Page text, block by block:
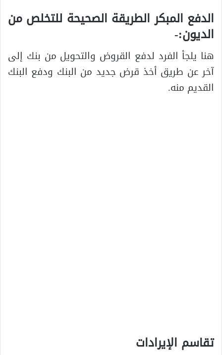
الدفع المبكر الطريقة الصحيحة للتخلص من
الديون:-
هنا يلجأ الفرد لدفع القروض والتحويل من بنك إلى
آخر عن طريق أخذ قرض جديد من البنك ودفع البنك
القديم منه.
تقاسم الإيرادات